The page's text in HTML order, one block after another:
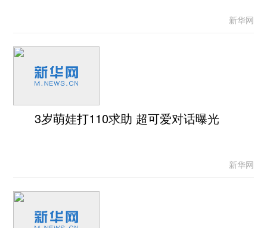
新华网
3岁萌娃打110求助 超可爱对话曝光
新华网